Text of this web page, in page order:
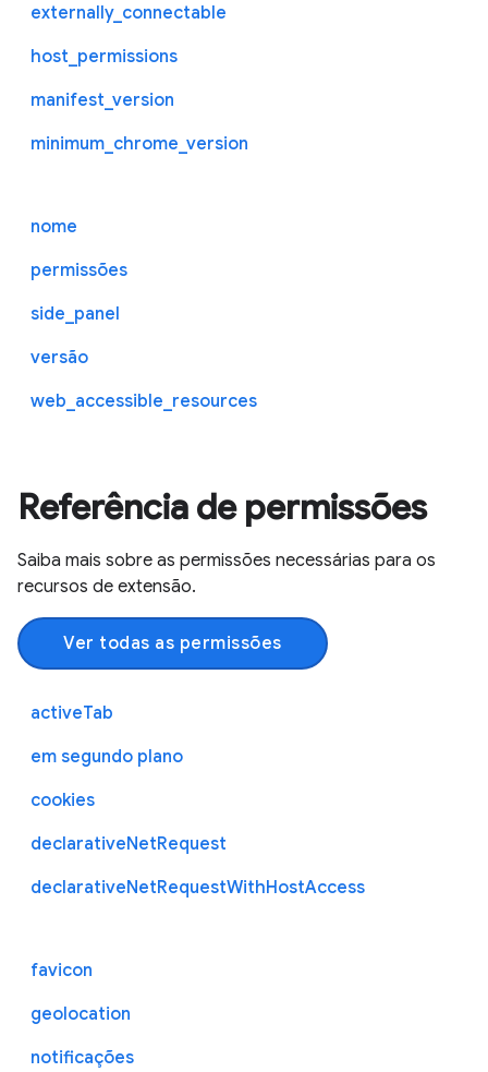
externally_connectable
host_permissions
manifest_version
minimum_chrome_version
nome
permissões
side_panel
versão
web_accessible_resources
Referência de permissões
Saiba mais sobre as permissões necessárias para os
recursos de extensão.
Ver todas as permissões
activeTab
em segundo plano
cookies
declarativeNetRequest
declarativeNetRequestWithHostAccess
favicon
geolocation
notificações